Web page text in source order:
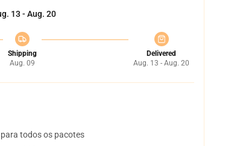
13 - Aug. 20
Shipping
Aug. 09
Delivered
Aug. 13 - Aug. 20
todos os pacotes